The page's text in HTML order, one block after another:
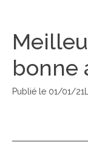
bonne
Publié le 01/01/21